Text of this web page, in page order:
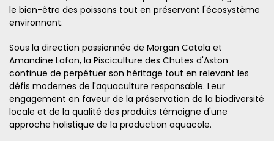
le bien-être des poissons tout en préservant l'écosystème
environnant.
Sous la direction passionnée de Morgan Catala et
Amandine Lafon, la Pisciculture des Chutes d'Aston
continue de perpétuer son héritage tout en relevant les
défis modernes de l'aquaculture responsable. Leur
engagement en faveur de la préservation de la biodiversité
locale et de la qualité des produits témoigne d'une
approche holistique de la production aquacole.